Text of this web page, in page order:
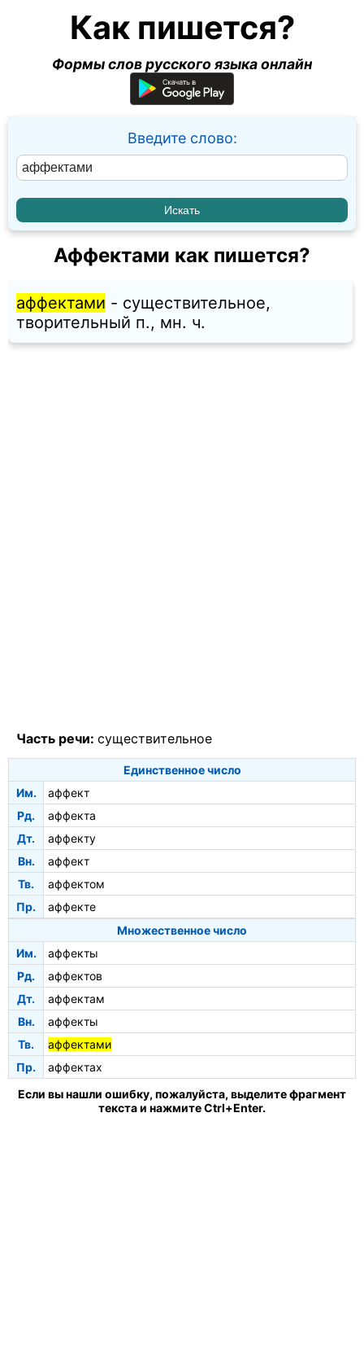
Как пишется?
Формы слов русского языка онлайн
Введите слово:
Аффектами как пишется?
аффектами - существительное,
творительный п., мн. ч.
Часть речи: существительное
Единственное число
Им.
аффект
Рд.
аффекта
Дт.
аффекту
Вн.
аффект
Тв.
аффектом
Пр.
аффекте
Множественное число
Им.
аффекты
Рд.
аффектов
Дт.
аффектам
Вн.
аффекты
Тв.
аффектами
Пр.
аффектах
Если вы нашли ошибку, пожалуйста, выделите фрагмент
текста и нажмите Ctrl+Enter.